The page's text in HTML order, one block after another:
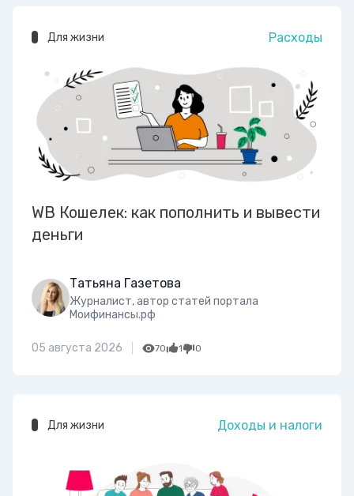
Для жизни Расходы
WB Кошелек: как пополнить и вывести
деньги
Татьяна Газетова
Журналист, автор статей портала
Моифинансы.рф
05 августа 2026 70 1 0
Для жизни Доходы и налоги